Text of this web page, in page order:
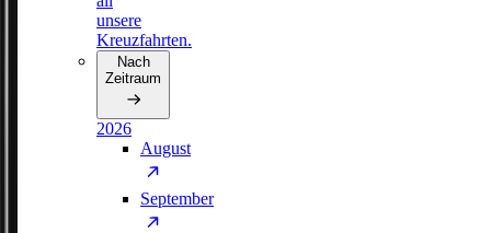
unsere
Kreuzfahrten.
Nach
Zeitraum
2026
August
September